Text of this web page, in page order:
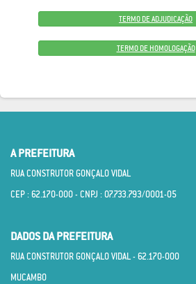
TERMO DE ADJUDICAÇÃO
TERMO DE HOMOLOGAÇÃO
A PREFEITURA
RUA CONSTRUTOR GONÇALO VIDAL
CEP : 62.170­-000 - CNPJ : 07.733.793/0001­-05
DADOS DA PREFEITURA
RUA CONSTRUTOR GONÇALO VIDAL - 62.170­-000
MUCAMBO